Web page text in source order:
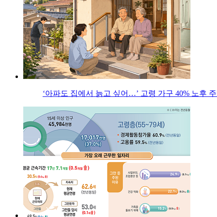
‘아파도 집에서 늙고 싶어…’ 고령 가구 40% 노후